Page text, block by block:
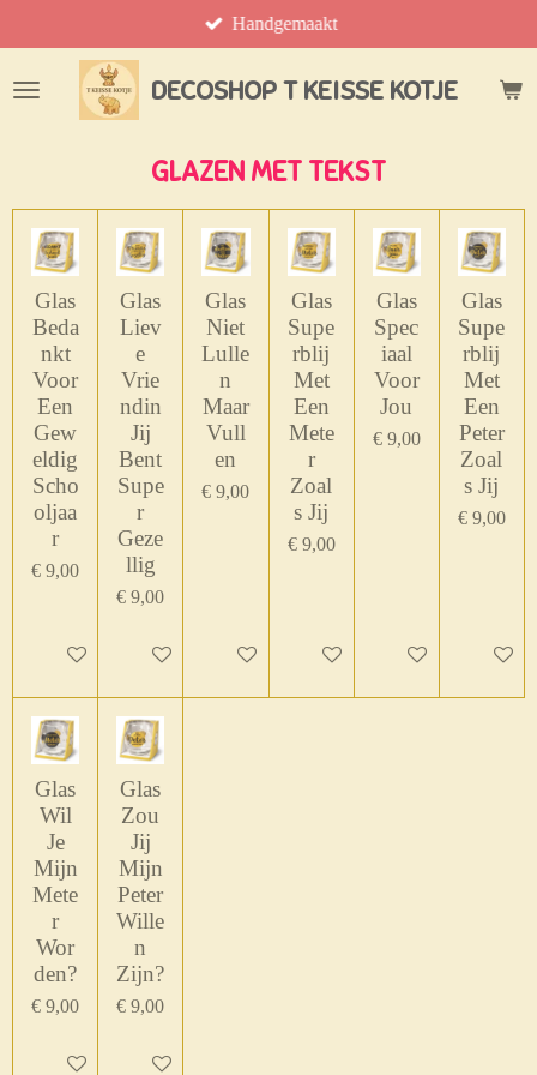
direct
naar
DECOSHOP T KEISSE KOTJE
Handgemaakt
GLAZEN MET TEKST
Glas
Beda
nkt
Voor
Een
Gew
eldig
Scho
oljaa
r
€ 9,00
In winkelwagen
Glas
Liev
e
Vrie
ndin
Jij
Bent
Supe
r
Geze
llig
€ 9,00
In winkelwagen
Glas
Niet
Lulle
n
Maar
Vull
en
€ 9,00
In winkelwagen
Glas
Supe
rblij
Met
Een
Mete
r
Zoal
s Jij
€ 9,00
In winkelwagen
Glas
Spec
iaal
Voor
Jou
€ 9,00
In winkelwagen
Glas
Supe
rblij
Met
Een
Peter
Zoal
s Jij
€ 9,00
In
Glas
Wil
Je
Mijn
Mete
r
Wor
den?
€ 9,00
In winkelwagen
Glas
Zou
Jij
Mijn
Peter
Wille
n
Zijn?
€ 9,00
In winkelwagen